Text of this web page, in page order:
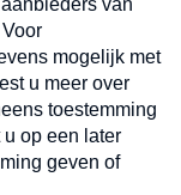
onze
in uw